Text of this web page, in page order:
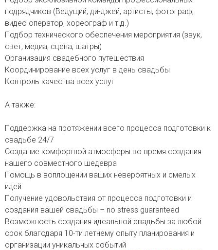
подрядчиков (Ведущий, ди-джей, артисты, фотограф,
видео оператор, хореограф и т.д.)
Подбор технического обеспечения мероприятия (звук,
свет, медиа, сцена, шатры)
Организация свадебного путешествия
Координирование всех услуг в день свадьбы
Контроль качества всех услуг
А также:
Поддержка на протяжении всего процесса подготовки к
свадьбе 24/7
Создание комфортной атмосферы во время создания
нашего совместного шедевра
Помощь в воплощении ваших невероятных и смелых
идей
Получение удовольствия от процесса подготовки и
создания вашей свадьбы – no stress guaranteed
Возможность создания идеальной свадьбы за любой
срок благодаря 10-ти летнему опыту планирования и
организации уникальных событий